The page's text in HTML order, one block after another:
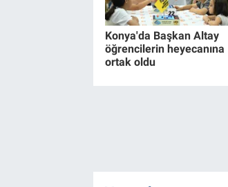
Konya'da Başkan Altay
öğrencilerin heyecanına
ortak oldu